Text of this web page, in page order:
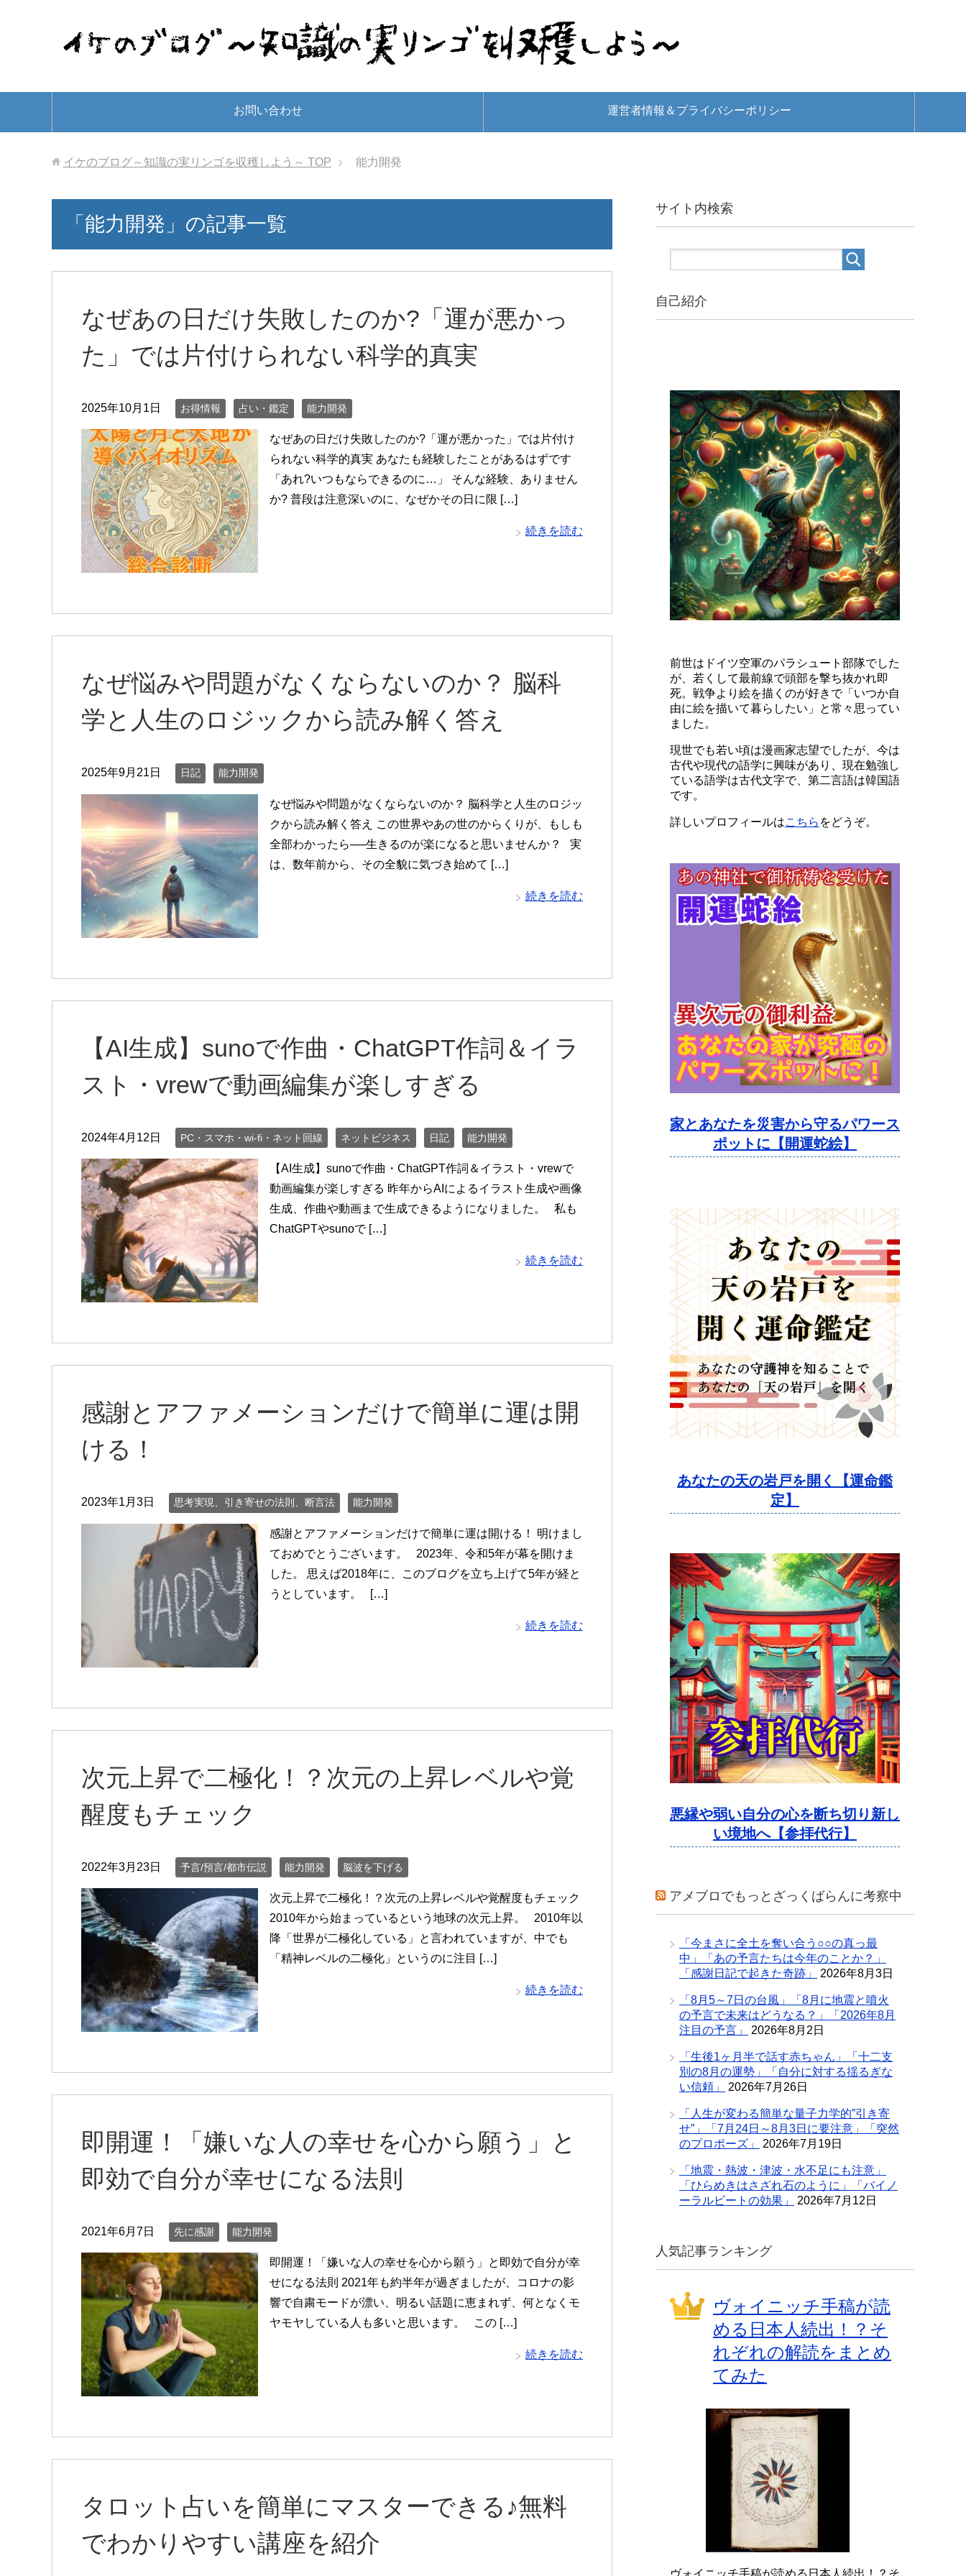
お問い合わせ 運営者情報＆プライバシーポリシー
イケのブログ～知識の実リンゴを収穫しよう～ TOP 能力開発
「能力開発」の記事一覧
なぜあの日だけ失敗したのか?「運が悪かっ
た」では片付けられない科学的真実
2025年10月1日 お得情報 占い・鑑定 能力開発
なぜあの日だけ失敗したのか?「運が悪かった」では片付け
られない科学的真実 あなたも経験したことがあるはずです
「あれ?いつもならできるのに…」 そんな経験、ありません
か? 普段は注意深いのに、なぜかその日に限 […]
続きを読む
なぜ悩みや問題がなくならないのか？ 脳科
学と人生のロジックから読み解く答え
2025年9月21日 日記 能力開発
なぜ悩みや問題がなくならないのか？ 脳科学と人生のロジッ
クから読み解く答え この世界やあの世のからくりが、もしも
全部わかったら──生きるのが楽になると思いませんか？ 実
は、数年前から、その全貌に気づき始めて […]
続きを読む
【AI生成】sunoで作曲・ChatGPT作詞＆イラ
スト・vrewで動画編集が楽しすぎる
2024年4月12日 PC・スマホ・wi-fi・ネット回線 ネットビジネス 日記 能力開発
【AI生成】sunoで作曲・ChatGPT作詞＆イラスト・vrewで
動画編集が楽しすぎる 昨年からAIによるイラスト生成や画像
生成、作曲や動画まで生成できるようになりました。 私も
ChatGPTやsunoで […]
続きを読む
感謝とアファメーションだけで簡単に運は開
ける！
2023年1月3日 思考実現、引き寄せの法則、断言法 能力開発
感謝とアファメーションだけで簡単に運は開ける！ 明けまし
ておめでとうございます。 2023年、令和5年が幕を開けま
した。 思えば2018年に、このブログを立ち上げて5年が経と
うとしています。 […]
続きを読む
次元上昇で二極化！？次元の上昇レベルや覚
醒度もチェック
2022年3月23日 予言/預言/都市伝説 能力開発 脳波を下げる
次元上昇で二極化！？次元の上昇レベルや覚醒度もチェック
2010年から始まっているという地球の次元上昇。 2010年以
降「世界が二極化している」と言われていますが、中でも
「精神レベルの二極化」というのに注目 […]
続きを読む
即開運！「嫌いな人の幸せを心から願う」と
即効で自分が幸せになる法則
2021年6月7日 先に感謝 能力開発
即開運！「嫌いな人の幸せを心から願う」と即効で自分が幸
せになる法則 2021年も約半年が過ぎましたが、コロナの影
響で自粛モードが漂い、明るい話題に恵まれず、何となくモ
ヤモヤしている人も多いと思います。 この […]
続きを読む
タロット占いを簡単にマスターできる♪無料
でわかりやすい講座を紹介
サイト内検索
自己紹介
前世はドイツ空軍のパラシュート部隊でした
が、若くして最前線で頭部を撃ち抜かれ即
死。戦争より絵を描くのが好きで「いつか自
由に絵を描いて暮らしたい」と常々思ってい
ました。
現世でも若い頃は漫画家志望でしたが、今は
古代や現代の語学に興味があり、現在勉強し
ている語学は古代文字で、第二言語は韓国語
です。
詳しいプロフィールはこちら をどうぞ。
家とあなたを災害から守るパワース
ポットに【開運蛇絵】
あなたの天の岩戸を開く【運命鑑
定】
悪縁や弱い自分の心を断ち切り新し
い境地へ【参拝代行】
アメブロでもっとざっくばらんに考察中
「今まさに全土を奪い合う○○の真っ最
中」「あの予言たちは今年のことか？」
「感謝日記で起きた奇跡」
2026年8月3日
「8月5～7日の台風」「8月に地震と噴火
の予言で未来はどうなる？」「2026年8月
注目の予言」
2026年8月2日
「生後1ヶ月半で話す赤ちゃん」「十二支
別の8月の運勢」「自分に対する揺るぎな
い信頼」
2026年7月26日
「人生が変わる簡単な量子力学的”引き寄
せ”」「7月24日～8月3日に要注意」「突然
のプロポーズ」
2026年7月19日
「地震・熱波・津波・水不足にも注意」
「ひらめきはさざれ石のように」「バイノ
ーラルビートの効果」
2026年7月12日
人気記事ランキング
ヴォイニッチ手稿が読
める日本人続出！？そ
れぞれの解読をまとめ
てみた
ヴォイニッチ手稿が読める日本人続出！？そ